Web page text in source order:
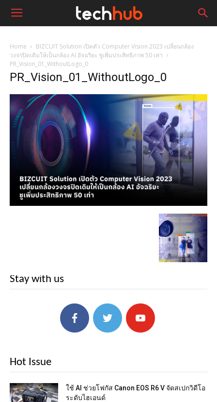
Home
BIZCUIT Solution เปิดตัว Computer Vision 2023 เปลี่ยนกล้อง
วงจรปิดเดิมให้เป็นกล้อง AI อัจฉริยะ ชูเพิ่มประสิทธิภาพ 50 เท่า
PR_Vision_01_WithoutLogo_0
PR_Vision_01_WithoutLogo_0
Stay with us
Hot Issue
ใช้ AI ช่วยโฟกัส Canon EOS R6 V จัดสเปกวิดีโอ
ระดับไฮเอนด์